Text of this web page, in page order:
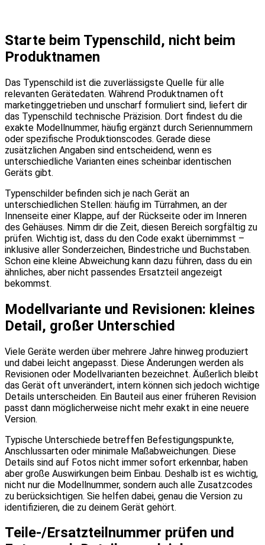
Starte beim Typenschild, nicht beim
Produktnamen
Das Typenschild ist die zuverlässigste Quelle für alle
relevanten Gerätedaten. Während Produktnamen oft
marketinggetrieben und unscharf formuliert sind, liefert dir
das Typenschild technische Präzision. Dort findest du die
exakte Modellnummer, häufig ergänzt durch Seriennummern
oder spezifische Produktionscodes. Gerade diese
zusätzlichen Angaben sind entscheidend, wenn es
unterschiedliche Varianten eines scheinbar identischen
Geräts gibt.
Typenschilder befinden sich je nach Gerät an
unterschiedlichen Stellen: häufig im Türrahmen, an der
Innenseite einer Klappe, auf der Rückseite oder im Inneren
des Gehäuses. Nimm dir die Zeit, diesen Bereich sorgfältig zu
prüfen. Wichtig ist, dass du den Code exakt übernimmst –
inklusive aller Sonderzeichen, Bindestriche und Buchstaben.
Schon eine kleine Abweichung kann dazu führen, dass du ein
ähnliches, aber nicht passendes Ersatzteil angezeigt
bekommst.
Modellvariante und Revisionen: kleines
Detail, großer Unterschied
Viele Geräte werden über mehrere Jahre hinweg produziert
und dabei leicht angepasst. Diese Änderungen werden als
Revisionen oder Modellvarianten bezeichnet. Äußerlich bleibt
das Gerät oft unverändert, intern können sich jedoch wichtige
Details unterscheiden. Ein Bauteil aus einer früheren Revision
passt dann möglicherweise nicht mehr exakt in eine neuere
Version.
Typische Unterschiede betreffen Befestigungspunkte,
Anschlussarten oder minimale Maßabweichungen. Diese
Details sind auf Fotos nicht immer sofort erkennbar, haben
aber große Auswirkungen beim Einbau. Deshalb ist es wichtig,
nicht nur die Modellnummer, sondern auch alle Zusatzcodes
zu berücksichtigen. Sie helfen dabei, genau die Version zu
identifizieren, die zu deinem Gerät gehört.
Teile-/Ersatzteilnummer prüfen und